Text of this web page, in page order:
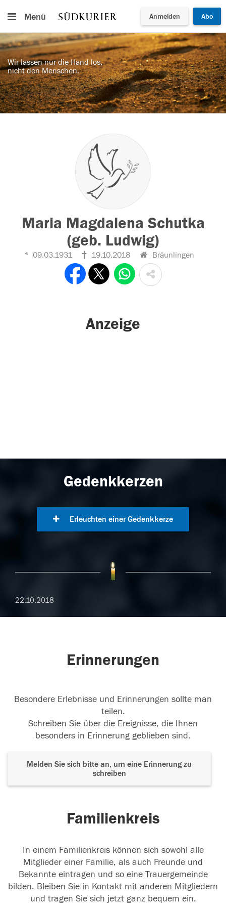
Menü Anmelden Abo
Wir lassen nur die Hand los,
nicht den Menschen.
Maria Magdalena Schutka
(geb. Ludwig)
09.03.1931 19.10.2018 Bräunlingen
Anzeige
Gedenkkerzen
Erleuchten einer Gedenkkerze
22.10.2018
Erinnerungen
Besondere Erlebnisse und Erinnerungen sollte man
teilen.
Schreiben Sie über die Ereignisse, die Ihnen
besonders in Erinnerung geblieben sind.
Melden Sie sich bitte an, um eine Erinnerung zu
schreiben
Familienkreis
In einem Familienkreis können sich sowohl alle
Mitglieder einer Familie, als auch Freunde und
Bekannte eintragen und so eine Trauergemeinde
bilden. Bleiben Sie in Kontakt mit anderen Mitgliedern
und tragen Sie sich jetzt ganz bequem ein.